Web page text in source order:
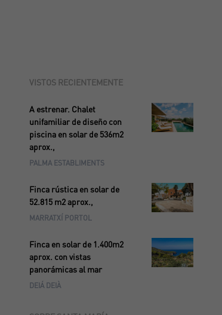
VISTOS RECIENTEMENTE
A estrenar. Chalet
unifamiliar de diseño con
piscina en solar de 536m2
aprox.,
PALMA ESTABLIMENTS
Finca rústica en solar de
52.815 m2 aprox.,
MARRATXÍ PORTOL
Finca en solar de 1.400m2
aprox. con vistas
panorámicas al mar
DEIÁ DEIÀ